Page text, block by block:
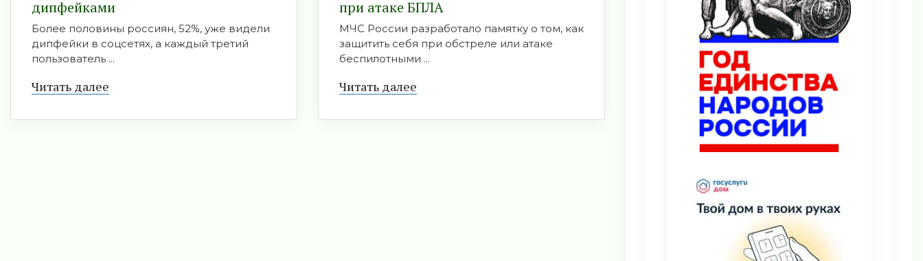
дипфейками
Более половины россиян, 52%, уже видели
дипфейки в соцсетях, а каждый третий
пользователь ...
Читать далее
при атаке БПЛА
МЧС России разработало памятку о том, как
защитить себя при обстреле или атаке
беспилотными ...
Читать далее